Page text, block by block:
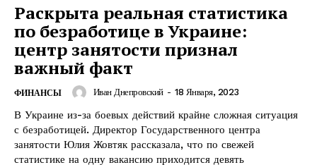
ПОДПИСАТЬСЯ СЕЙЧАС
О нас
Связаться с нами
Раскрыта реальная статистика
по безработице в Украине:
центр занятости признал
важный факт
ФИНАНСЫ Иван Днепровский - 18 Января, 2023
В Украине из-за боевых действий крайне сложная ситуация
с безработицей. Директор Государственного центра
занятости Юлия Жовтяк рассказала, что по свежей
статистике на одну вакансию приходится девять